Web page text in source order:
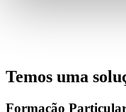
Temos uma
Formação